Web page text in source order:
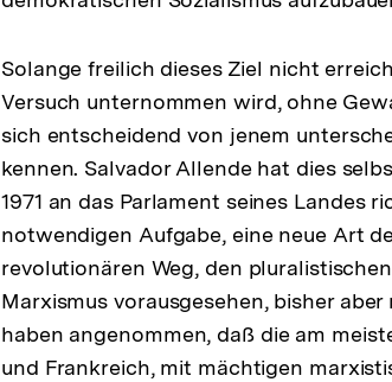
Solange freilich dieses Ziel nicht
Versuch unternommen wird, ohne
sich entscheidend von jenem
kennen. Salvador Allende hat dies
1971 an das Parlament seines Landes
notwendigen Aufgabe, eine neue Art
revolutionären Weg, den
Marxismus vorausgesehen, bisher
haben angenommen, daß die am
und Frankreich, mit mächtigen